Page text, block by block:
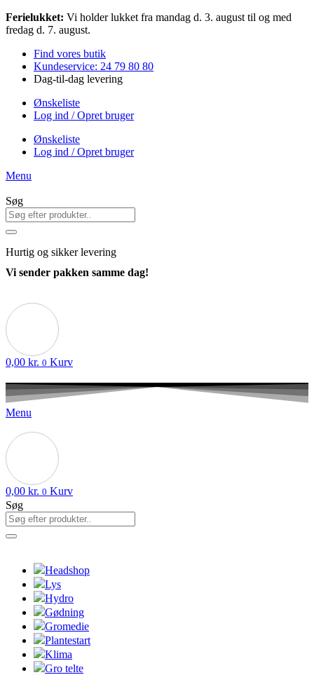
Videre
til
Ferielukket: Vi holder lukket fra mandag d. 3. august til og med
fredag d. 7. august.
Find vores butik
Kundeservice: 24 79 80 80
Dag-til-dag levering
Ønskeliste
Log ind / Opret bruger
Ønskeliste
Log ind / Opret bruger
Menu
Søg
Hurtig og sikker levering
Vi sender pakken samme dag!
0,00 kr. 0 Kurv
Menu
0,00 kr. 0 Kurv
Søg
Headshop
Lys
Hydro
Gødning
Gromedie
Plantestart
Klima
Gro telte